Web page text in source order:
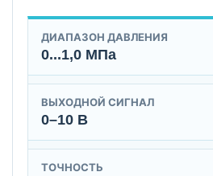
ДИАПАЗОН ДАВЛЕНИЯ
0...1,0 МПа
ВЫХОДНОЙ СИГНАЛ
0–10 В
ТОЧНОСТЬ